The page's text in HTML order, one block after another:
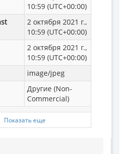
10:59 (UTC+00:00)
2 октября 2021 г.,
10:59 (UTC+00:00)
2 октября 2021 г.,
10:59 (UTC+00:00)
image/jpeg
Другие (Non-
Commercial)
Показать еще